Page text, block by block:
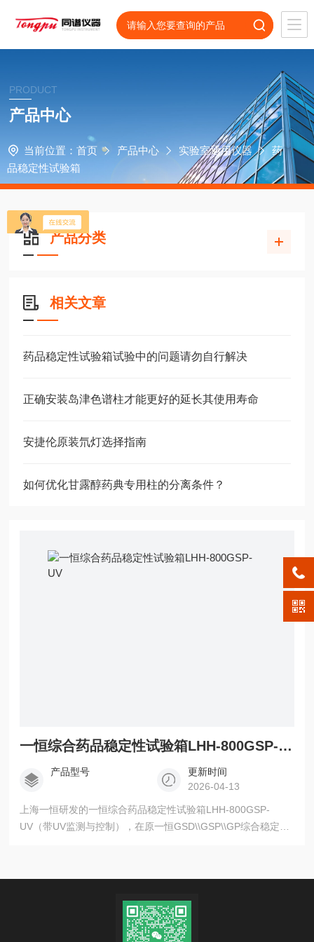
PRODUCT
产品中心
当前位置： 首页 产品中心 实验室通用仪器
药
品稳定性试验箱
产品分类
相关文章
药品稳定性试验箱试验中的问题请勿自行解决
正确安装岛津色谱柱才能更好的延长其使用寿命
安捷伦原装氘灯选择指南
如何优化甘露醇药典专用柱的分离条件？
一恒综合药品稳定性试验箱LHH-800GSP-UV
产品型号
更新时间
2026-04-13
上海一恒研发的一恒综合药品稳定性试验箱LHH-800GSP-
UV（带UV监测与控制），在原一恒GSD\\GSP\\GP综合稳定性
性测试条件。